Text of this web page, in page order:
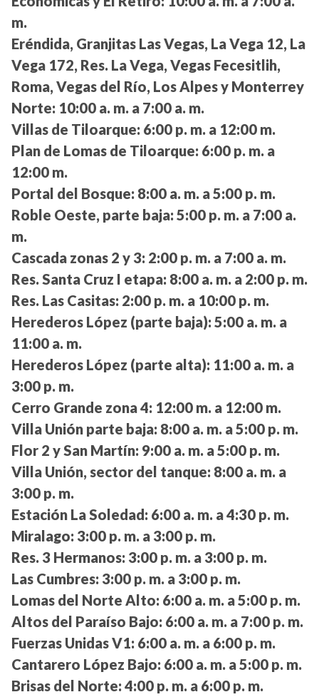
m.
Eréndida, Granjitas Las Vegas, La Vega 12, La
Vega 172, Res. La Vega, Vegas Fecesitlih,
Roma, Vegas del Río, Los Alpes y Monterrey
Norte: 10:00 a. m. a 7:00 a. m.
Villas de Tiloarque: 6:00 p. m. a 12:00 m.
Plan de Lomas de Tiloarque: 6:00 p. m. a
12:00 m.
Portal del Bosque: 8:00 a. m. a 5:00 p. m.
Roble Oeste, parte baja: 5:00 p. m. a 7:00 a.
m.
Cascada zonas 2 y 3: 2:00 p. m. a 7:00 a. m.
Res. Santa Cruz I etapa: 8:00 a. m. a 2:00 p. m.
Res. Las Casitas: 2:00 p. m. a 10:00 p. m.
Herederos López (parte baja): 5:00 a. m. a
11:00 a. m.
Herederos López (parte alta): 11:00 a. m. a
3:00 p. m.
Cerro Grande zona 4: 12:00 m. a 12:00 m.
Villa Unión parte baja: 8:00 a. m. a 5:00 p. m.
Flor 2 y San Martín: 9:00 a. m. a 5:00 p. m.
Villa Unión, sector del tanque: 8:00 a. m. a
3:00 p. m.
Estación La Soledad: 6:00 a. m. a 4:30 p. m.
Miralago: 3:00 p. m. a 3:00 p. m.
Res. 3 Hermanos: 3:00 p. m. a 3:00 p. m.
Las Cumbres: 3:00 p. m. a 3:00 p. m.
Lomas del Norte Alto: 6:00 a. m. a 5:00 p. m.
Altos del Paraíso Bajo: 6:00 a. m. a 7:00 p. m.
Fuerzas Unidas V1: 6:00 a. m. a 6:00 p. m.
Cantarero López Bajo: 6:00 a. m. a 5:00 p. m.
Brisas del Norte: 4:00 p. m. a 6:00 p. m.